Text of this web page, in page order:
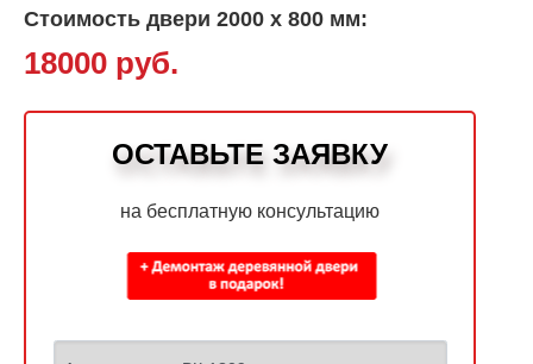
Стоимость двери 2000 х 800 мм:
18000 руб.
ОСТАВЬТЕ ЗАЯВКУ
на бесплатную консультацию